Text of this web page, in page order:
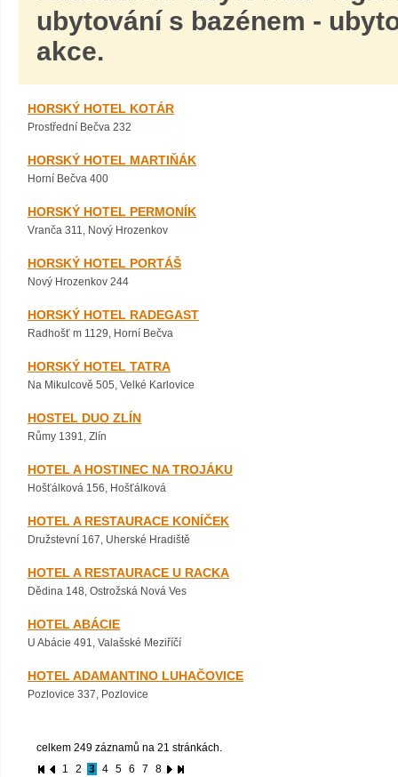
ubytování s bazénem -
akce.
HORSKÝ HOTEL KOTÁR
Prostřední Bečva 232
HORSKÝ HOTEL MARTIŇÁK
Horní Bečva 400
HORSKÝ HOTEL PERMONÍK
Vranča 311, Nový Hrozenkov
HORSKÝ HOTEL PORTÁŠ
Nový Hrozenkov 244
HORSKÝ HOTEL RADEGAST
Radhošť m 1129, Horní Bečva
HORSKÝ HOTEL TATRA
Na Mikulcově 505, Velké Karlovice
HOSTEL DUO ZLÍN
Růmy 1391, Zlín
HOTEL A HOSTINEC NA TROJÁKU
Hošťálková 156, Hošťálková
HOTEL A RESTAURACE KONÍČEK
Družstevní 167, Uherské Hradiště
HOTEL A RESTAURACE U RACKA
Dědina 148, Ostrožská Nová Ves
HOTEL ABÁCIE
U Abácie 491, Valašské Meziříčí
HOTEL ADAMANTINO LUHAČOVICE
Pozlovice 337, Pozlovice
celkem 249 záznamů na 21 stránkách.
1
2 3 4 5 6 7 8